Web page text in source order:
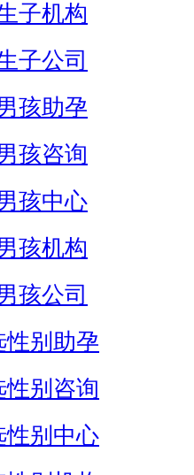
子机构
子公司
孩助孕
孩咨询
孩中心
孩机构
孩公司
性别助孕
性别咨询
性别中心